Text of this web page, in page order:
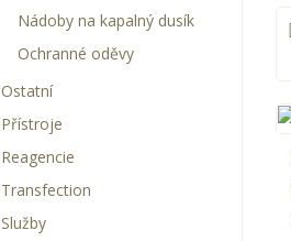
Nádoby na kapalný dusík
Ochranné oděvy
Ostatní
Přístroje
Reagencie
Transfection
Služby